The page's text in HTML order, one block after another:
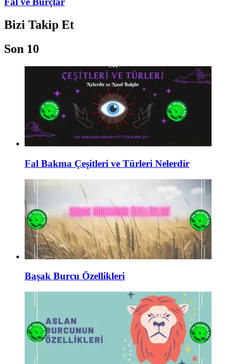
Bizi Takip Et
Son 10
Fal Bakma Çeşitleri ve Türleri Nelerdir
Başak Burcu Özellikleri